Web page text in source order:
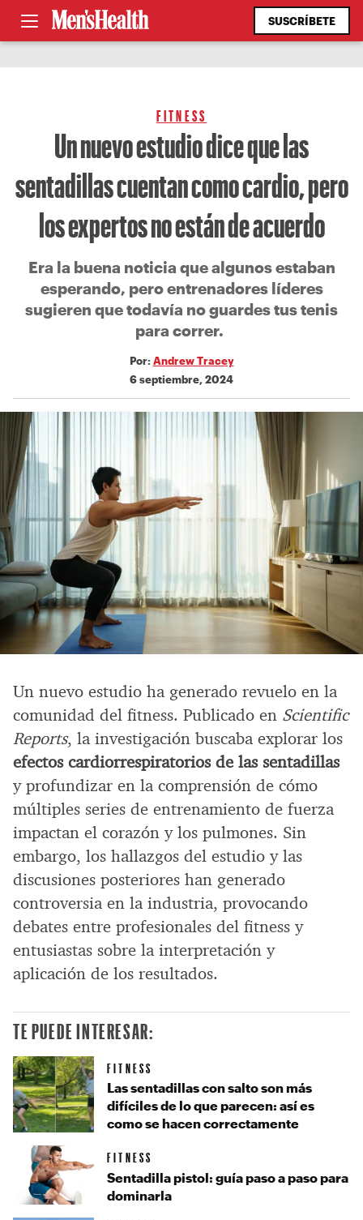
SUSCRÍBETE
FITNESS
Un nuevo estudio dice que las
sentadillas cuentan como cardio, pero
los expertos no están de acuerdo
Era la buena noticia que algunos estaban
esperando, pero entrenadores líderes
sugieren que todavía no guardes tus tenis
para correr.
Por: Andrew Tracey
6 septiembre, 2024
Un nuevo estudio ha generado revuelo en la
comunidad del fitness. Publicado en Scientific
Reports, la investigación buscaba explorar los
efectos cardiorrespiratorios de las sentadillas
y profundizar en la comprensión de cómo
múltiples series de entrenamiento de fuerza
impactan el corazón y los pulmones. Sin
embargo, los hallazgos del estudio y las
discusiones posteriores han generado
controversia en la industria, provocando
debates entre profesionales del fitness y
entusiastas sobre la interpretación y
aplicación de los resultados.
TE PUEDE INTERESAR:
FITNESS
Las sentadillas con salto son más
difíciles de lo que parecen: así es
como se hacen correctamente
FITNESS
Sentadilla pistol: guía paso a paso para
dominarla